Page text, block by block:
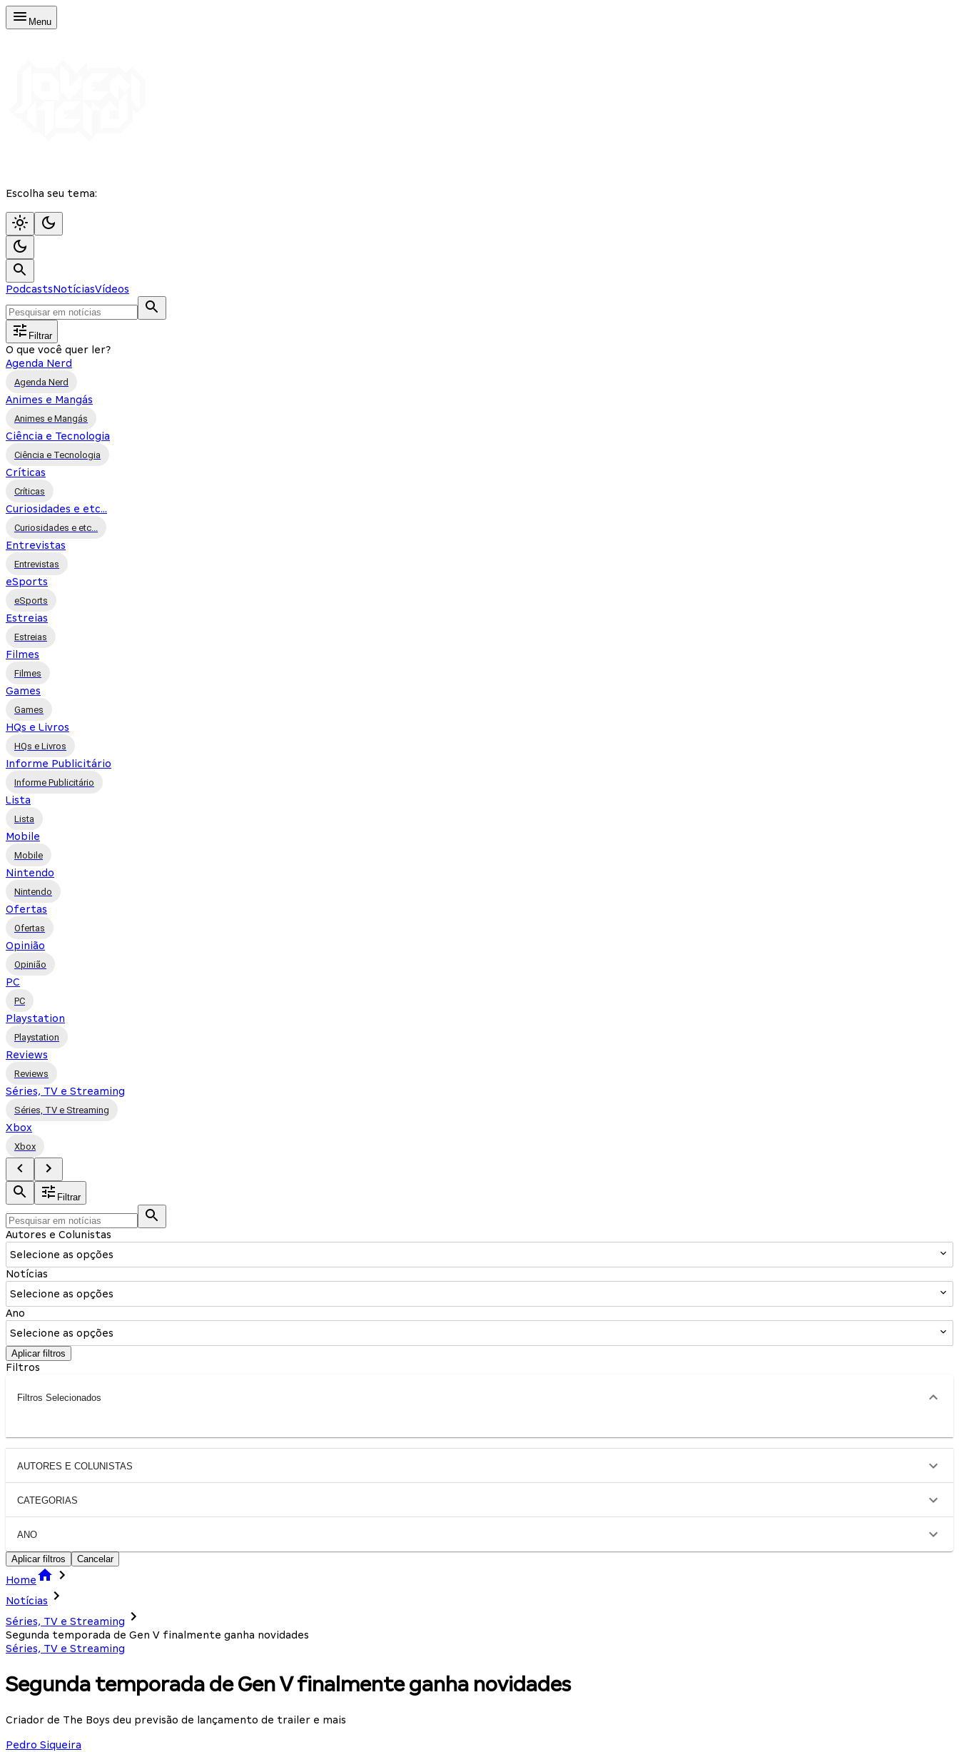
Menu
Escolha seu tema:
PodcastsNotíciasVídeos
Filtrar
O que você quer ler?
Agenda Nerd
Agenda Nerd
Animes e Mangás
Animes e Mangás
Ciência e Tecnologia
Ciência e Tecnologia
Críticas
Críticas
Curiosidades e etc...
Curiosidades e etc...
Entrevistas
Entrevistas
eSports
eSports
Estreias
Estreias
Filmes
Filmes
Games
Games
HQs e Livros
HQs e Livros
Informe Publicitário
Informe Publicitário
Lista
Lista
Mobile
Mobile
Nintendo
Nintendo
Ofertas
Ofertas
Opinião
Opinião
PC
PC
Playstation
Playstation
Reviews
Reviews
Séries, TV e Streaming
Séries, TV e Streaming
Xbox
Xbox
Filtrar
Autores e Colunistas
Selecione as opções
Notícias
Selecione as opções
Ano
Selecione as opções
Aplicar filtros
Filtros
Filtros Selecionados
AUTORES E COLUNISTAS
CATEGORIAS
ANO
Aplicar filtros Cancelar
Home
Notícias
Séries, TV e Streaming
Segunda temporada de Gen V finalmente ganha novidades
Séries, TV e Streaming
Segunda temporada de Gen V finalmente ganha novidades
Criador de The Boys deu previsão de lançamento de trailer e mais
Pedro Siqueira